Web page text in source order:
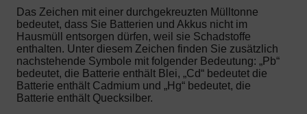
Das Zeichen mit einer durchgekreuzten Mülltonne
bedeutet, dass Sie Batterien und Akkus nicht im
Hausmüll entsorgen dürfen, weil sie Schadstoffe
enthalten. Unter diesem Zeichen finden Sie zusätzlich
nachstehende Symbole mit folgender Bedeutung: „Pb“
bedeutet, die Batterie enthält Blei, „Cd“ bedeutet die
Batterie enthält Cadmium und „Hg“ bedeutet, die
Batterie enthält Quecksilber.